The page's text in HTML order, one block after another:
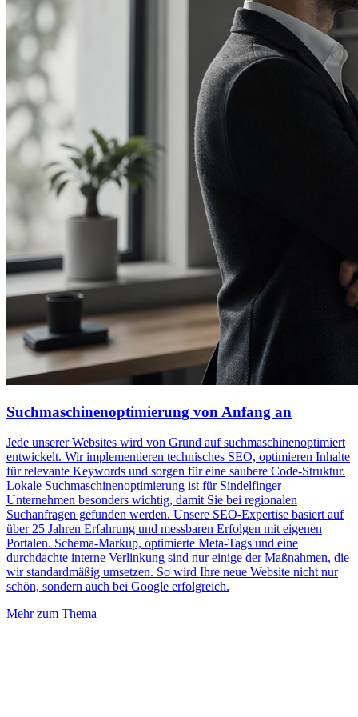
Suchmaschinenoptimierung von Anfang an
Jede unserer Websites wird von Grund auf suchmaschinenoptimiert
entwickelt. Wir implementieren technisches SEO, optimieren Inhalte
für relevante Keywords und sorgen für eine saubere Code-Struktur.
Lokale Suchmaschinenoptimierung ist für Sindelfinger
Unternehmen besonders wichtig, damit Sie bei regionalen
Suchanfragen gefunden werden. Unsere SEO-Expertise basiert auf
über 25 Jahren Erfahrung und messbaren Erfolgen mit eigenen
Portalen. Schema-Markup, optimierte Meta-Tags und eine
durchdachte interne Verlinkung sind nur einige der Maßnahmen, die
wir standardmäßig umsetzen. So wird Ihre neue Website nicht nur
schön, sondern auch bei Google erfolgreich.
Mehr zum Thema